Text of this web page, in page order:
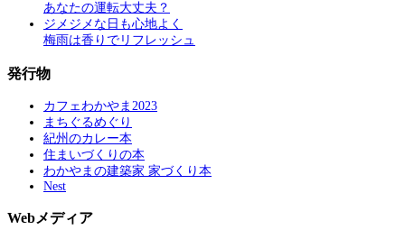
あなたの運転大丈夫？
ジメジメな日も心地よく
梅雨は香りでリフレッシュ
発行物
カフェわかやま2023
まちぐるめぐり
紀州のカレー本
住まいづくりの本
わかやまの建築家 家づくり本
Nest
Webメディア